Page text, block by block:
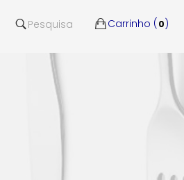
Pesquisa Carrinho ( 0)